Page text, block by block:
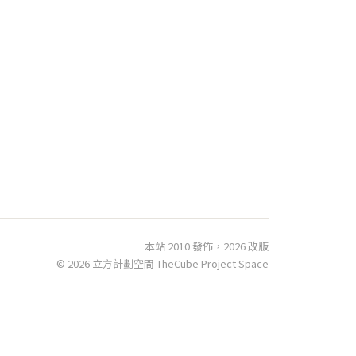
本站 2010 發佈，2026 改版
© 2026 立方計劃空間 TheCube Project Space